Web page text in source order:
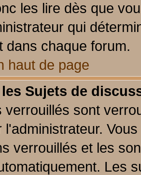
les lire dès que
qui
dans chaque forum.
haut de page
Sujets de
verrouillés sont
l'administrateur.
verrouillés et les
Les